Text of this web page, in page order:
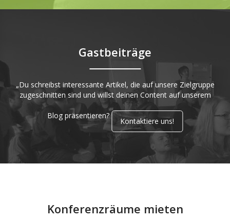
Gastbeiträge
„Du schreibst interessante Artikel, die auf unsere Zielgruppe
zugeschnitten sind und willst deinen Content auf unserem
Blog präsentieren?
Kontaktiere uns!
Konferenzräume mieten